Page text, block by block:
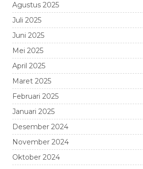
Agustus 2025
Juli 2025
Juni 2025
Mei 2025
April 2025
Maret 2025
Februari 2025
Januari 2025
Desember 2024
November 2024
Oktober 2024